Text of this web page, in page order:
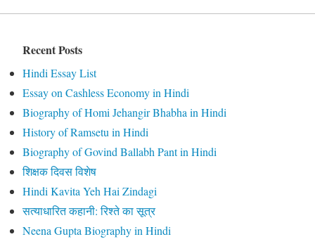
Recent Posts
Hindi Essay List
Essay on Cashless Economy in Hindi
Biography of Homi Jehangir Bhabha in Hindi
History of Ramsetu in Hindi
Biography of Govind Ballabh Pant in Hindi
शिक्षक दिवस विशेष
Hindi Kavita Yeh Hai Zindagi
सत्याधारित कहानी: रिश्ते का सूत्र
Neena Gupta Biography in Hindi